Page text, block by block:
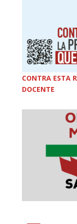
CONTRA ESTA
DOCENTE